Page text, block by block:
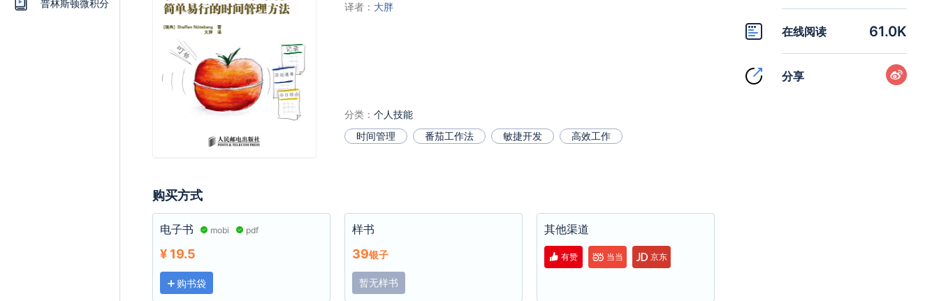
普林斯顿微积分
译者： 大胖
分类： 个人技能
时间管理
番茄工作法 敏捷开发 高效工作
在线阅读 61.0K
分享
购买方式
电子书 mobi pdf
¥ 19.5
购书袋
样书
39银子
暂无样书
其他渠道
有赞 当当 京东